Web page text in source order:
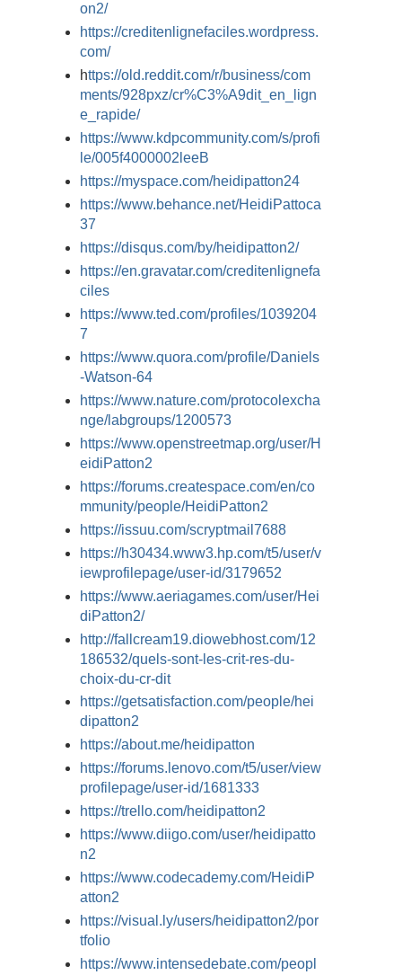
on2/
https://creditenlignefaciles.wordpress.
com/
https://old.reddit.com/r/business/com
ments/928pxz/cr%C3%A9dit_en_lign
e_rapide/
https://www.kdpcommunity.com/s/profi
le/005f4000002leeB
https://myspace.com/heidipatton24
https://www.behance.net/HeidiPattoca
37
https://disqus.com/by/heidipatton2/
https://en.gravatar.com/creditenlignefa
ciles
https://www.ted.com/profiles/1039204
7
https://www.quora.com/profile/Daniels
-Watson-64
https://www.nature.com/protocolexcha
nge/labgroups/1200573
https://www.openstreetmap.org/user/H
eidiPatton2
https://forums.createspace.com/en/co
mmunity/people/HeidiPatton2
https://issuu.com/scryptmail7688
https://h30434.www3.hp.com/t5/user/v
iewprofilepage/user-id/3179652
https://www.aeriagames.com/user/Hei
diPatton2/
http://fallcream19.diowebhost.com/12
186532/quels-sont-les-crit-res-du-
choix-du-cr-dit
https://getsatisfaction.com/people/hei
dipatton2
https://about.me/heidipatton
https://forums.lenovo.com/t5/user/view
profilepage/user-id/1681333
https://trello.com/heidipatton2
https://www.diigo.com/user/heidipatto
n2
https://www.codecademy.com/HeidiP
atton2
https://visual.ly/users/heidipatton2/por
tfolio
https://www.intensedebate.com/peopl